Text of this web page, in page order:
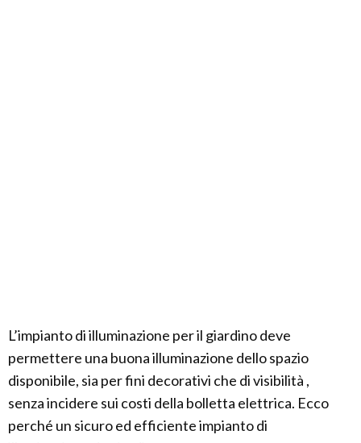
L’impianto di illuminazione per il giardino deve
permettere una buona illuminazione dello spazio
disponibile, sia per fini decorativi che di visibilità ,
senza incidere sui costi della bolletta elettrica. Ecco
perché un sicuro ed efficiente impianto di